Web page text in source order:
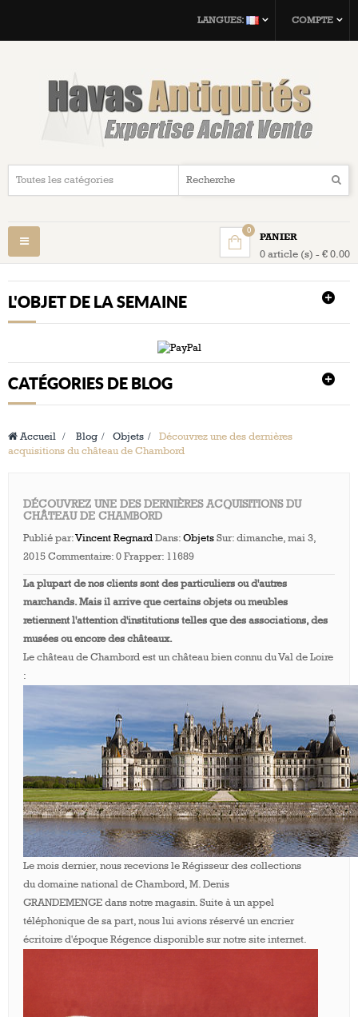
COMPTE
LANGUES:
PANIER
0 article (s) - € 0.00
0
Navigation
bascule
L'OBJET DE LA SEMAINE
CATÉGORIES DE BLOG
Accueil > Blog > Objets >
Découvrez une des dernières
acquisitions du château de Chambord
DÉCOUVREZ UNE DES DERNIÈRES ACQUISITIONS DU
CHÂTEAU DE CHAMBORD
Publié par:Vincent RegnardDans:ObjetsSur:dimanche, mai 3,
2015Commentaire:0Frapper: 11689
La plupart de nos clients sont des particuliers ou d'autres
marchands. Mais il arrive que certains objets ou meubles
retiennent l'attention d'institutions telles que des associations, des
musées ou encore des châteaux.
Le château de Chambord est un château bien connu du Val de Loire
:
Le mois dernier, nous recevions le Régisseur des collections
du domaine national de Chambord, M. Denis
GRANDEMENGE dans notre magasin. Suite à un appel
téléphonique de sa part, nous lui avions réservé un encrier
écritoire d'époque Régence disponible sur notre site internet.